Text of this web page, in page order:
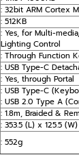
: 32bit ARM Cortex
: 512KB
: Yes, for Multi-
Lighting Control
: Through Function
: USB Type-C
: Yes, through Portal
: USB Type-C
: USB 2.0 Type A
: 1.8m, Braided &
: 353.5 (L) x 125.5
: 552g